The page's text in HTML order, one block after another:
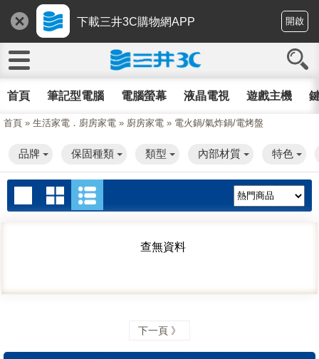
下載三井3C購物網APP 開啟
首頁 筆記型電腦 電腦螢幕 液晶電視 遊戲主機
首頁 » 生活家電．廚房家電 » 廚房家電 » 電火鍋/氣炸鍋/電烤盤
品牌 保固種類 類型 內部材質 特色
查無資料
下一頁 》